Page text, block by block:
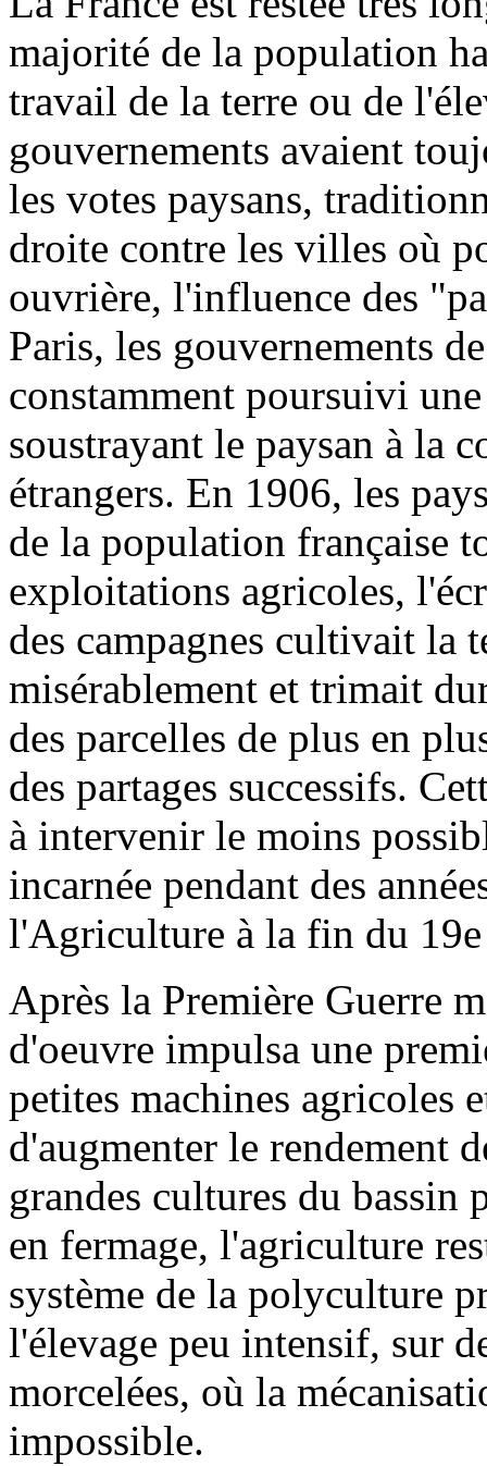
majorité de la population
travail de la terre ou de
gouvernements avaient
les votes paysans,
droite contre les villes où
ouvrière, l'influence des
Paris, les gouvernements
constamment poursuivi
soustrayant le paysan à la
étrangers. En 1906, les
de la population française
exploitations agricoles,
des campagnes cultivait la
misérablement et trimait
des parcelles de plus en
des partages successifs.
à intervenir le moins
incarnée pendant des
l'Agriculture à la fin du
Après la Première Guerre
d'oeuvre impulsa une
petites machines agricoles
d'augmenter le rendement
grandes cultures du bassin
en fermage, l'agriculture
système de la polyculture
l'élevage peu intensif, sur
morcelées, où la
impossible.